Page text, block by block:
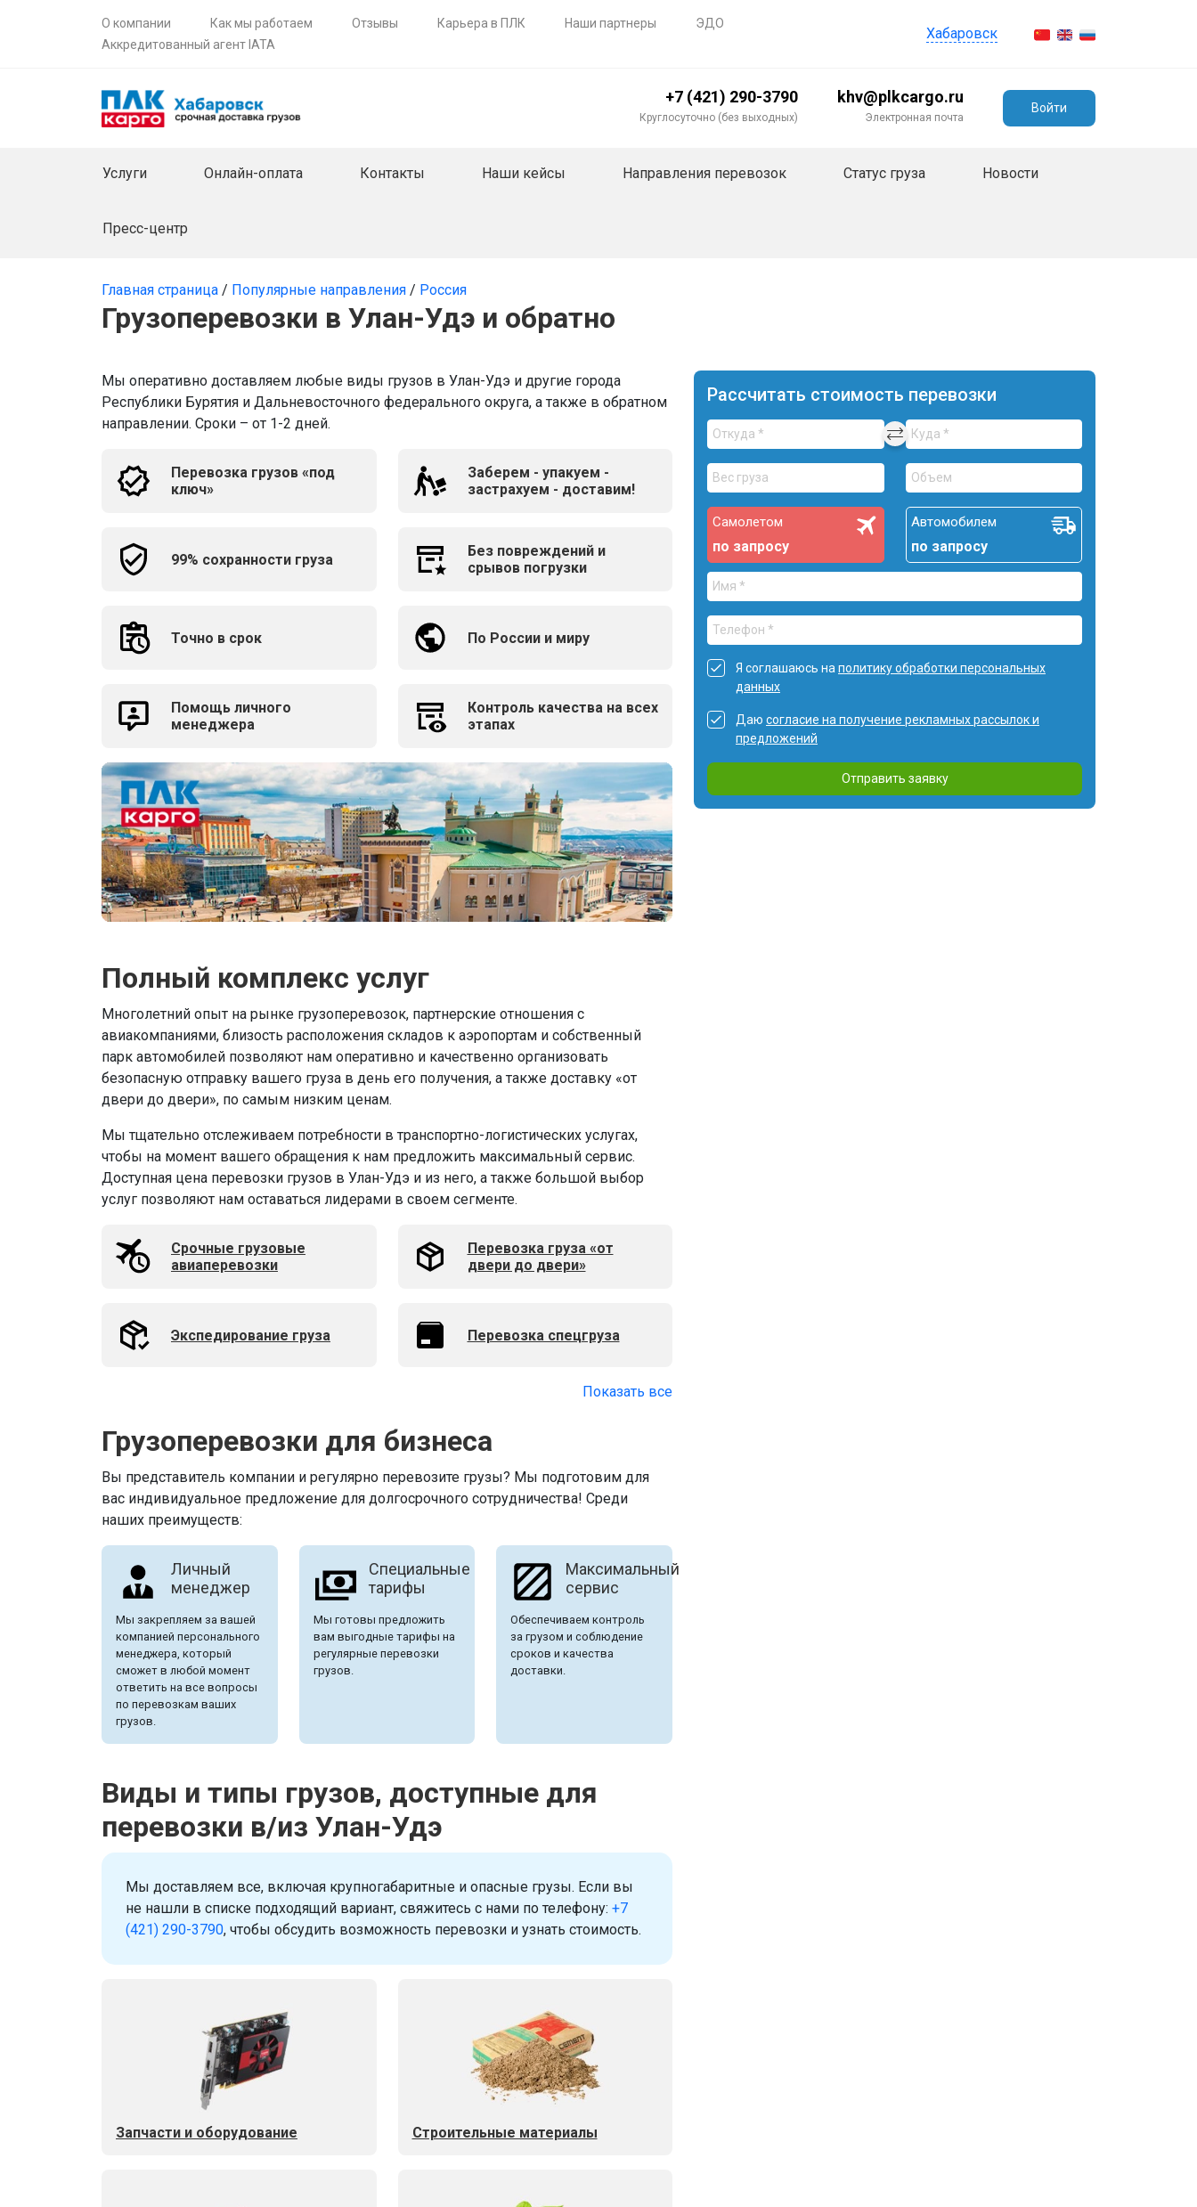
О компании Как мы работаем Отзывы Карьера в ПЛК Наши партнеры
ЭДО
Аккредитованный агент IATA
Хабаровск
+7 (421) 290-3790
Круглосуточно (без выходных)
khv@plkcargo.ru
Электронная почта
Войти
Услуги Онлайн-оплата Контакты Наши кейсы Направления перевозок Статус груза Новости
Пресс-центр
Главная страница / Популярные направления / Россия
Грузоперевозки в Улан-Удэ и обратно
Мы оперативно доставляем любые виды грузов в Улан-Удэ и другие города
Республики Бурятия и Дальневосточного федерального округа, а также в обратном
направлении. Сроки – от 1-2 дней.
Перевозка грузов «под
ключ»
Заберем - упакуем -
застрахуем - доставим!
99% сохранности груза
Без повреждений и
срывов погрузки
Точно в срок По России и миру
Помощь личного
менеджера
Контроль качества на всех
этапах
Полный комплекс услуг
Многолетний опыт на рынке грузоперевозок, партнерские отношения с
авиакомпаниями, близость расположения складов к аэропортам и собственный
парк автомобилей позволяют нам оперативно и качественно организовать
безопасную отправку вашего груза в день его получения, а также доставку «от
двери до двери», по самым низким ценам.
Мы тщательно отслеживаем потребности в транспортно-логистических услугах,
чтобы на момент вашего обращения к нам предложить максимальный сервис.
Доступная цена перевозки грузов в Улан-Удэ и из него, а также большой выбор
услуг позволяют нам оставаться лидерами в своем сегменте.
Срочные грузовые
авиаперевозки
Перевозка груза «от
двери до двери»
Экспедирование груза Перевозка спецгруза
Показать все
Грузоперевозки для бизнеса
Вы представитель компании и регулярно перевозите грузы? Мы подготовим для
вас индивидуальное предложение для долгосрочного сотрудничества! Среди
наших преимуществ:
Личный
менеджер
Мы закрепляем за вашей
компанией персонального
менеджера, который
сможет в любой момент
ответить на все вопросы
по перевозкам ваших
грузов.
Специальные
тарифы
Мы готовы предложить
вам выгодные тарифы на
регулярные перевозки
грузов.
Максимальный
сервис
Обеспечиваем контроль
за грузом и соблюдение
сроков и качества
доставки.
Виды и типы грузов, доступные для
перевозки в/из Улан-Удэ
Мы доставляем все, включая крупногабаритные и опасные грузы. Если вы
не нашли в списке подходящий вариант, свяжитесь с нами по телефону: +7
(421) 290-3790, чтобы обсудить возможность перевозки и узнать стоимость.
Запчасти и оборудование Строительные материалы
Рассчитать стоимость перевозки
Самолетом
по запросу
Автомобилем
по запросу
Я соглашаюсь на политику обработки персональных
данных
Даю согласие на получение рекламных рассылок и
предложений
Отправить заявку